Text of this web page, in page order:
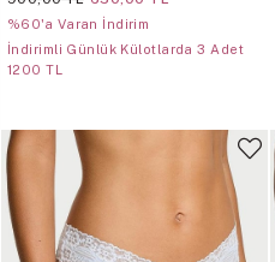
%60'a Varan İndirim
İndirimli Günlük Külotlarda 3 Adet
1200 TL